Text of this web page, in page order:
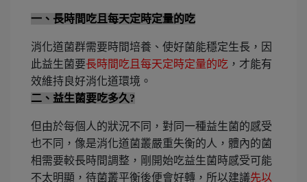
一、長時間吃且每天定時定量的吃
消化道菌群需要時間培養、使好菌能穩定生長，因
此益生菌要長時間吃且每天定時定量的吃 ，才能有
效維持良好消化道環境。
二、益生菌要吃多久?
但由於每個人的狀況不同，對同一種益生菌的感受
也不同，像是消化道菌叢嚴重失衡的人，體內的菌
相需要較長時間調整，剛開始吃益生菌時感受可能
不太明顯，待菌叢平衡後便會好轉，所以建議先以